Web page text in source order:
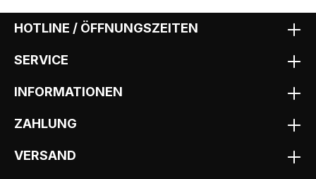
HOTLINE / ÖFFNUNGSZEITEN
SERVICE
INFORMATIONEN
ZAHLUNG
VERSAND